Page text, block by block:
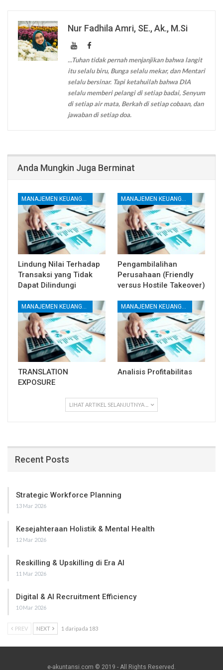
Nur Fadhila Amri, SE., Ak., M.Si
...Tuhan tidak pernah menjanjikan bahwa langit
itu selalu biru, Bunga selalu mekar, dan Mentari
selalu bersinar. Tapi ketahuilah bahwa DIA
selalu memberi pelangi di setiap badai, Senyum
di setiap air mata, Berkah di setiap cobaan, dan
jawaban di setiap doa.
Anda Mungkin Juga Berminat
MANAJEMEN KEUANGAN
Lindung Nilai Terhadap
Transaksi yang Tidak
Dapat Dilindungi
MANAJEMEN KEUANGAN
Pengambilalihan
Perusahaan (Friendly
versus Hostile Takeover)
MANAJEMEN KEUANGAN
TRANSLATION
EXPOSURE
MANAJEMEN KEUANGAN
Analisis Profitabilitas
LIHAT ARTIKEL SELANJUTNYA ...
Recent Posts
Strategic Workforce Planning
13 Mar 2026
Kesejahteraan Holistik & Mental Health
12 Mar 2026
Reskilling & Upskilling di Era AI
11 Mar 2026
Digital & AI Recruitment Efficiency
10 Mar 2026
PREV NEXT 1 daripada 183
e-akuntansi.com © 2019 - All Rights Reserved.